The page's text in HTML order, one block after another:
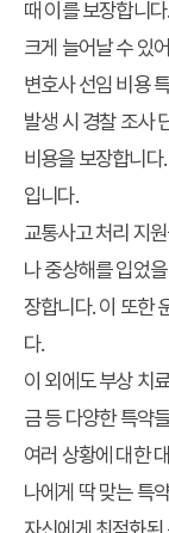
때 이를 보장합니
크게 늘어날 수 있
변호사 선임 비용
발생 시 경찰 조사
비용을 보장합니
입니다.
교통사고 처리 지
나 중상해를 입었
장합니다. 이 또한
다.
이 외에도 부상 치
금 등 다양한 특약
여러 상황에 대한
나에게 딱 맞는 특